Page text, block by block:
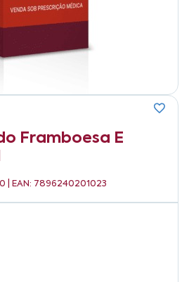
Framboesa E
| EAN: 7896240201023